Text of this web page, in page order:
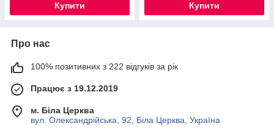
Купити Купити
Про нас
100% позитивних з 222 відгуків за рік
Працює з 19.12.2019
м. Біла Церква
вул. Олександрійська, 92, Біла Церква, Україна